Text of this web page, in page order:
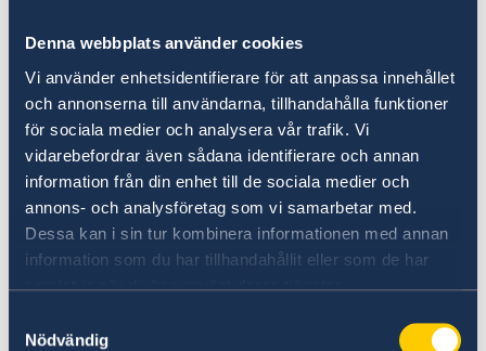
Denna webbplats använder cookies
Vi använder enhetsidentifierare för att anpassa innehållet
och annonserna till användarna, tillhandahålla funktioner
för sociala medier och analysera vår trafik. Vi
vidarebefordrar även sådana identifierare och annan
information från din enhet till de sociala medier och
annons- och analysföretag som vi samarbetar med.
Dessa kan i sin tur kombinera informationen med annan
information som du har tillhandahållit eller som de har
samlat in när du har använt deras tjänster.
Nödvändig
Utvecklingssamarbete
landsbygden och i glest trafikerade
stadsområden bör undvikas.
Att använda mobiltelefon är förbjudet när man
kör bil.
Internationellt körkort tillsammans med det
svenska accepteras för en kortare period (max
90 dagar). För längre vistelse i landet
rekommenderas att lokalt körkort anskaffas.
Observera att det är vänstertrafik som gäller.